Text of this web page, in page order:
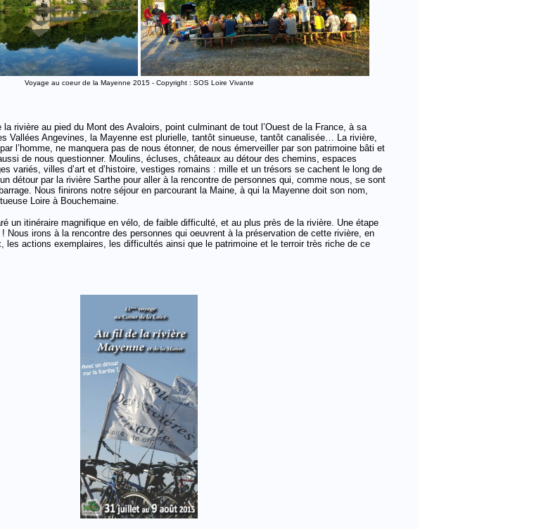
Voyage au coeur de la Mayenne 2015 - Copyright : SOS Loire Vivante
la rivière au pied du Mont des Avaloirs, point culminant de tout l’Ouest de la France, à sa
Vallées Angevines, la Mayenne est plurielle, tantôt sinueuse, tantôt canalisée… La rivière,
l’homme, ne manquera pas de nous étonner, de nous émerveiller par son patrimoine bâti et
de nous questionner. Moulins, écluses, châteaux au détour des chemins, espaces
variés, villes d’art et d’histoire, vestiges romains : mille et un trésors se cachent le long de
détour par la rivière Sarthe pour aller à la rencontre de personnes qui, comme nous, se sont
Nous finirons notre séjour en parcourant la Maine, à qui la Mayenne doit son nom,
Loire à Bouchemaine.
un itinéraire magnifique en vélo, de faible difficulté, et au plus près de la rivière. Une étape
Nous irons à la rencontre des personnes qui oeuvrent à la préservation de cette rivière, en
les actions exemplaires, les difficultés ainsi que le patrimoine et le terroir très riche de ce